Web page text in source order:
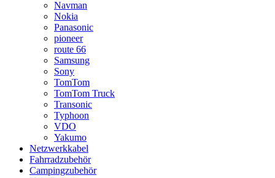
Navman
Nokia
Panasonic
pioneer
route 66
Samsung
Sony
TomTom
TomTom Truck
Transonic
Typhoon
VDO
Yakumo
Netzwerkkabel
Fahrradzubehör
Campingzubehör